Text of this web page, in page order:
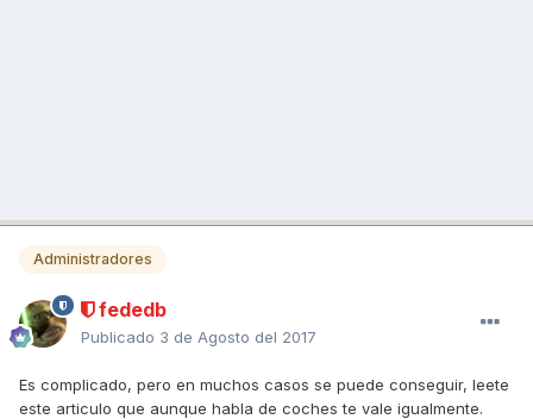
Administradores
fededb
Publicado 3 de Agosto del 2017
Es complicado, pero en muchos casos se puede conseguir, leete
este articulo que aunque habla de coches te vale igualmente.